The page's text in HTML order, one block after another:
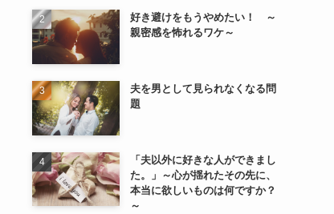
好き避けをもうやめたい！ ～
親密感を怖れるワケ～
夫を男として見られなくなる問
題
「夫以外に好きな人ができまし
た。」～心が揺れたその先に、
本当に欲しいものは何ですか？
～